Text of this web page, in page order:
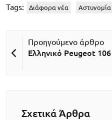
Tags: Διάφορα νέα Αστυνομία
Ελληνικό Peugeot
Σχετικά Άρθρα